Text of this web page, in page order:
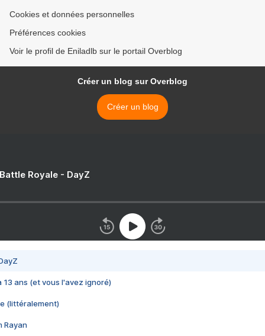
Cookies et données personnelles
Préférences cookies
Voir le profil de Eniladlb sur le portail Overblog
Créer un blog sur Overblog
Créer un blog
Royale - DayZ
13 ans (et vous l'avez ignoré)
(littéralement)
Rayan